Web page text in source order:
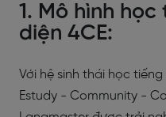
1. Mô hình
diện 4CE:
Với hệ sinh thái học
Estudy - Community -